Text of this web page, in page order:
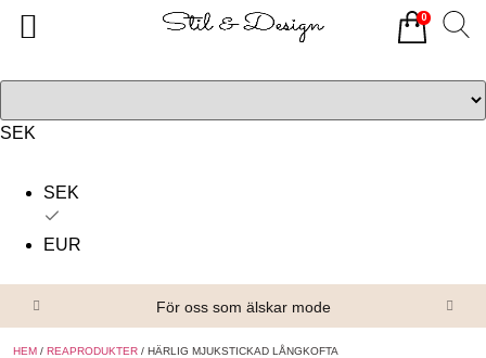
SEK
SEK
EUR
För oss som älskar mode
HEM / REAPRODUKTER / HÄRLIG MJUKSTICKAD LÅNGKOFTA
0
Alla produkter
Om oss